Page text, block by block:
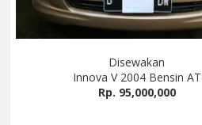
Disewakan
Innova V 2004 Bensin AT
Rp. 95,000,000